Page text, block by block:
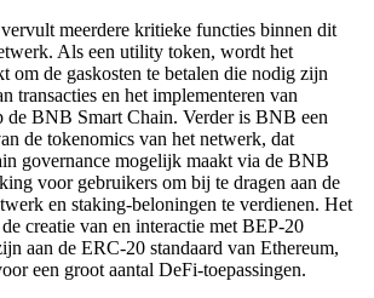
meerdere kritieke functies binnen dit
Als een utility token, wordt het
om de gaskosten te betalen die nodig zijn
transacties en het implementeren van
de BNB Smart Chain. Verder is BNB een
de tokenomics van het netwerk, dat
governance mogelijk maakt via de BNB
voor gebruikers om bij te dragen aan de
en staking-beloningen te verdienen. Het
creatie van en interactie met BEP-20
aan de ERC-20 standaard van Ethereum,
een groot aantal DeFi-toepassingen.